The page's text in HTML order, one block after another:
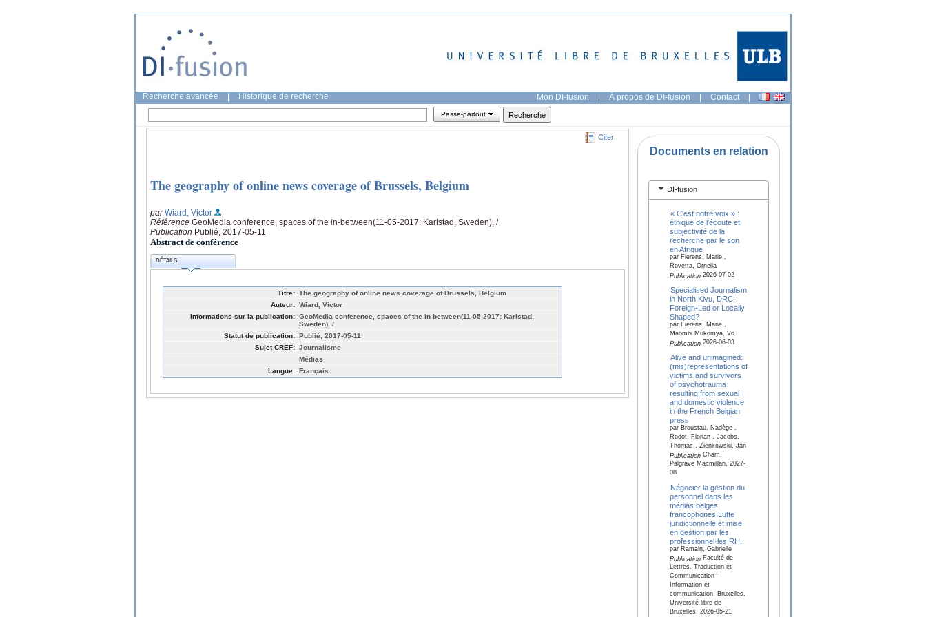
Recherche avancée Historique de recherche Mon DI-fusion | À propos de DI-fusion | Contact |
Passe-partout
Citer
The geography of online news coverage of Brussels, Belgium
parWiard, Victor
Référence GeoMedia conference, spaces of the in-between(11-05-2017: Karlstad, Sweden), /
Publication Publié, 2017-05-11
Abstract de conférence
DÉTAILS
Titre: The geography of online news coverage of Brussels, Belgium
Auteur: Wiard, Victor
Informations sur la publication: GeoMedia conference, spaces of the in-between(11-05-2017: Karlstad,
Sweden), /
Statut de publication: Publié, 2017-05-11
Sujet CREF: Journalisme
Médias
Langue: Français
Documents en relation
DI-fusion
« C'est notre voix » :
éthique de l'écoute et
subjectivité de la
recherche par le son
en Afrique
par Fierens, Marie ,
Rovetta, Ornella
Publication2026-07-02
Specialised Journalism
in North Kivu, DRC:
Foreign-Led or Locally
Shaped?
par Fierens, Marie ,
Maombi Mukomya, Vo
Publication2026-06-03
Alive and unimagined:
(mis)representations of
victims and survivors
of psychotrauma
resulting from sexual
and domestic violence
in the French Belgian
press
par Broustau, Nadège ,
Rodot, Florian , Jacobs,
Thomas , Zienkowski, Jan
PublicationCham,
Palgrave Macmillan, 2027-
08
Négocier la gestion du
personnel dans les
médias belges
francophones:Lutte
juridictionnelle et mise
en gestion par les
professionnel·les RH.
par Ramain, Gabrielle
PublicationFaculté de
Lettres, Traduction et
Communication -
Information et
communication, Bruxelles,
Université libre de
Bruxelles, 2026-05-21